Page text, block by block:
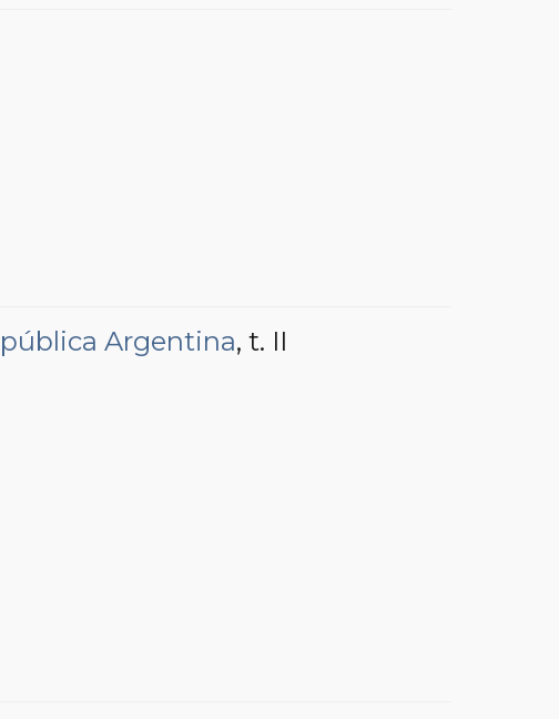
Argentina, t. II